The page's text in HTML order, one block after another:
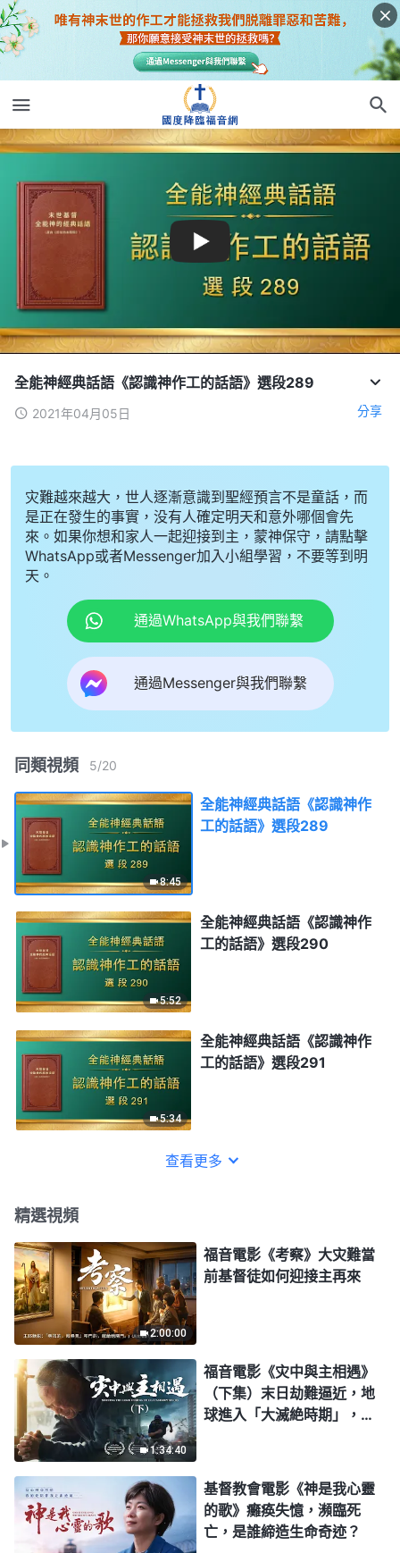
全能神經典話語《認識神作工的話語》選段289
2021年04月05日 分享
灾難越來越大，世人逐漸意識到聖經預言不是童話，而
是正在發生的事實，没有人確定明天和意外哪個會先
來。如果你想和家人一起迎接到主，蒙神保守，請點擊
WhatsApp或者Messenger加入小組學習，不要等到明
天。
通過WhatsApp與我們聯繫
通過Messenger與我們聯繫
同類視頻 5/20
8:45
全能神經典話語《認識神作
工的話語》選段289
5:52
全能神經典話語《認識神作
工的話語》選段290
5:34
全能神經典話語《認識神作
工的話語》選段291
查看更多
精選視頻
2:00:00
福音電影《考察》大灾難當
前基督徒如何迎接主再來
1:34:40
福音電影《灾中與主相遇》
（下集）末日劫難逼近，地
球進入「大滅絶時期」，人
基督教會電影《神是我心靈
的歌》癱痪失憶，瀕臨死
亡，是誰締造生命奇迹？